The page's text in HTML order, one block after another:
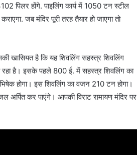
पिलर होंगे. पाइलिंग कार्य में 1050 टन स्टील
जब मंदिर पूरी तरह तैयार हो जाएगा तो
खासियत है कि यह शिवलिंग सहस्त्र शिवलिंग
रहा है। इसके पहले 800 ई. में सहस्त्र शिवलिंग का
होगा। इस शिवलिंग का वजन 210 टन होगा।
कर पाएंगे। आपकी विराट रामायण मंदिर पर